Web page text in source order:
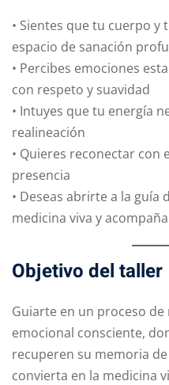
• Sientes que tu cuerpo y
espacio de sanación
• Percibes emociones
con respeto y suavidad
• Intuyes que tu energía
realineación
• Quieres reconectar
presencia
• Deseas abrirte a la guía
medicina viva y
Objetivo del taller
Guiarte en un proceso
emocional consciente,
recuperen su memoria
convierta en la medicina